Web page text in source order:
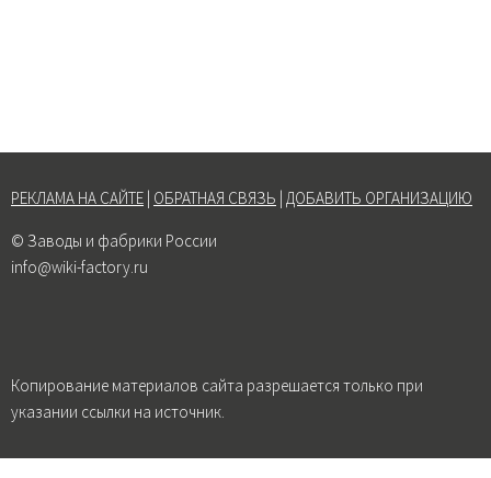
РЕКЛАМА НА САЙТЕ ОБРАТНАЯ СВЯЗЬ ДОБАВИТЬ ОРГАНИЗАЦИЮ
© Заводы и фабрики России
info@wiki-factory.ru
Копирование материалов сайта разрешается только при
указании ссылки на источник.